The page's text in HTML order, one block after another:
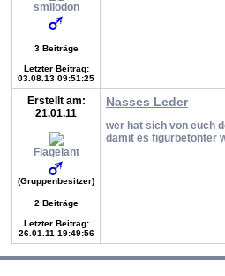
smilodon
3 Beiträge
Letzter Beitrag:
03.08.13 09:51:25
Erstellt am:
21.01.11
Flagelant
(Gruppenbesitzer)
2 Beiträge
Letzter Beitrag:
26.01.11 19:49:56
Nasses Leder
wer hat sich von euch
damit es figurbetonter